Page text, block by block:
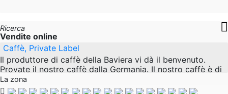
Ricerca
Vendite online
Caffè, Private Label
Il produttore di caffè della Baviera vi dà il benvenuto.
Provate il nostro caffè dalla Germania. Il nostro caffè è di
altissima qualità e purezza di gusto grazie all'utilizzo di
tecnologie speciali e
La zona